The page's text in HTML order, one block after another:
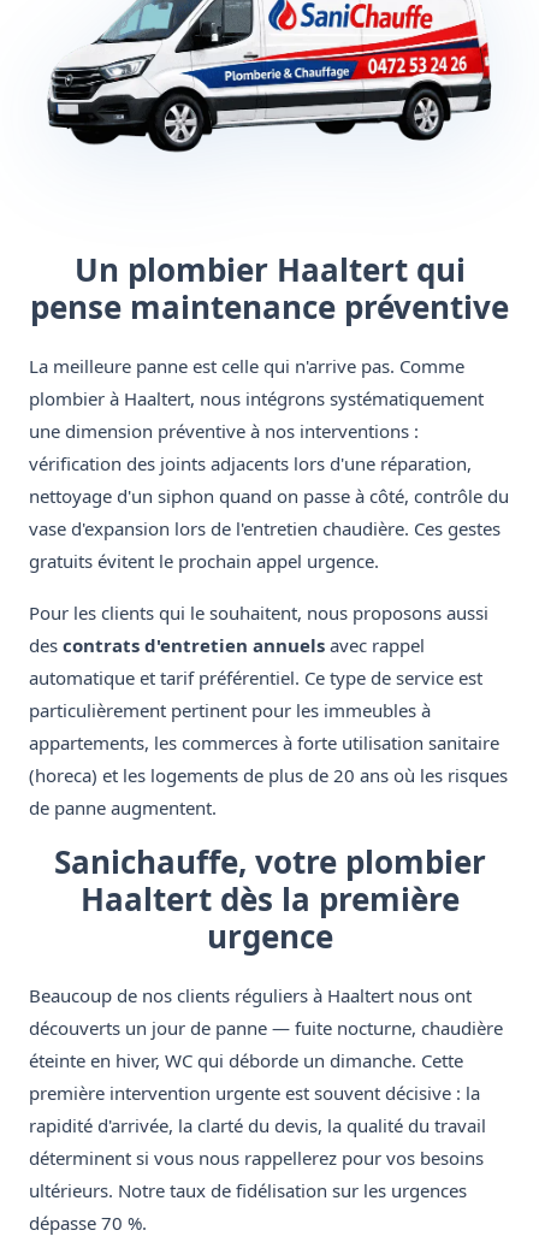
Un plombier Haaltert qui
pense maintenance préventive
La meilleure panne est celle qui n'arrive pas. Comme
plombier à Haaltert, nous intégrons systématiquement
une dimension préventive à nos interventions :
vérification des joints adjacents lors d'une réparation,
nettoyage d'un siphon quand on passe à côté, contrôle du
vase d'expansion lors de l'entretien chaudière. Ces gestes
gratuits évitent le prochain appel urgence.
Pour les clients qui le souhaitent, nous proposons aussi
des contrats d'entretien annuels avec rappel
automatique et tarif préférentiel. Ce type de service est
particulièrement pertinent pour les immeubles à
appartements, les commerces à forte utilisation sanitaire
(horeca) et les logements de plus de 20 ans où les risques
de panne augmentent.
Sanichauffe, votre plombier
Haaltert dès la première
urgence
Beaucoup de nos clients réguliers à Haaltert nous ont
découverts un jour de panne — fuite nocturne, chaudière
éteinte en hiver, WC qui déborde un dimanche. Cette
première intervention urgente est souvent décisive : la
rapidité d'arrivée, la clarté du devis, la qualité du travail
déterminent si vous nous rappellerez pour vos besoins
ultérieurs. Notre taux de fidélisation sur les urgences
dépasse 70 %.